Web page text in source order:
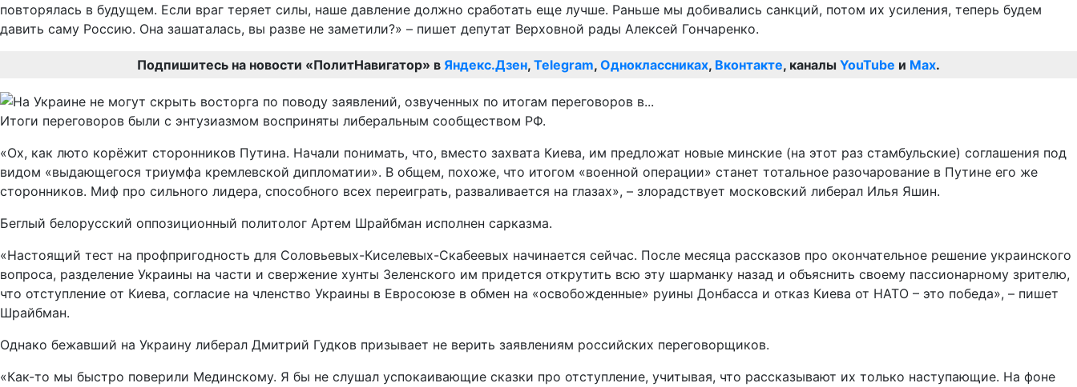
повторялась в будущем. Если враг теряет силы, наше давление должно сработать еще лучше. Раньше мы добивались санкций, потом их усиления, теперь будем
давить саму Россию. Она зашаталась, вы разве не заметили?» – пишет депутат Верховной рады Алексей Гончаренко.
Подпишитесь на новости «ПолитНавигатор» в Яндекс.Дзен, Telegram, Одноклассниках, Вконтакте, каналы YouTube и Max.
Итоги переговоров были с энтузиазмом восприняты либеральным сообществом РФ.
«Ох, как люто корёжит сторонников Путина. Начали понимать, что, вместо захвата Киева, им предложат новые минские (на этот раз стамбульские) соглашения под
видом «выдающегося триумфа кремлевской дипломатии». В общем, похоже, что итогом «военной операции» станет тотальное разочарование в Путине его же
сторонников. Миф про сильного лидера, способного всех переиграть, разваливается на глазах», – злорадствует московский либерал Илья Яшин.
Беглый белорусский оппозиционный политолог Артем Шрайбман исполнен сарказма.
«Настоящий тест на профпригодность для Соловьевых-Киселевых-Скабеевых начинается сейчас. После месяца рассказов про окончательное решение украинского
вопроса, разделение Украины на части и свержение хунты Зеленского им придется открутить всю эту шарманку назад и объяснить своему пассионарному зрителю,
что отступление от Киева, согласие на членство Украины в Евросоюзе в обмен на «освобожденные» руины Донбасса и отказ Киева от НАТО – это победа», – пишет
Шрайбман.
Однако бежавший на Украину либерал Дмитрий Гудков призывает не верить заявлениям российских переговорщиков.
«Как-то мы быстро поверили Мединскому. Я бы не слушал успокаивающие сказки про отступление, учитывая, что рассказывают их только наступающие. На фоне